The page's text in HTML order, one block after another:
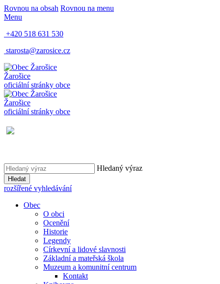
Rovnou na obsah Rovnou na menu
Menu
+420 518 631 530
starosta@zarosice.cz
Žarošice
oficiální stránky obce
Žarošice
oficiální stránky obce
Hledaný výraz
Hledat
rozšířené vyhledávání
Obec
O obci
Ocenění
Historie
Legendy
Církevní a lidové slavnosti
Základní a mateřská škola
Muzeum a komunitní centrum
Kontakt